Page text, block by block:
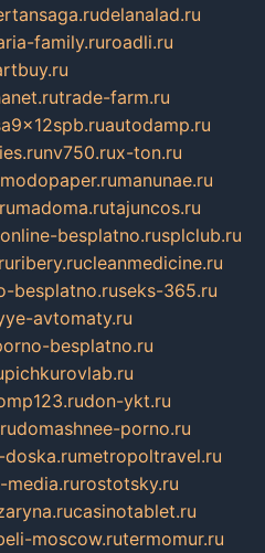
delanalad.ru
family.ruroadli.ru
trade-farm.ru
autodamp.ru
nv750.rux-ton.ru
modopaper.rumanunae.ru
madoma.rutajuncos.ru
besplatno.rusplclub.ru
ribery.rucleanmedicine.ru
besplatno.ruseks-365.ru
avtomaty.ru
besplatno.ru
pichkurovlab.ru
don-ykt.ru
domashnee-porno.ru
metropoltravel.ru
rostotsky.ru
casinotablet.ru
moscow.rutermomur.ru